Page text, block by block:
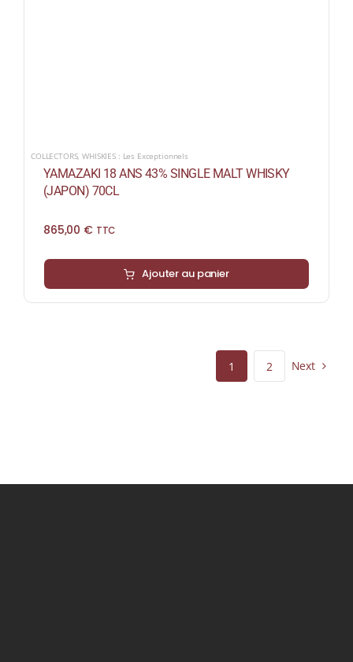
COLLECTORS,WHISKIES : Les Exceptionnels
YAMAZAKI 18 ANS 43% SINGLE MALT WHISKY
(JAPON) 70CL
865,00 € TTC
Ajouter au panier
1 2 Next